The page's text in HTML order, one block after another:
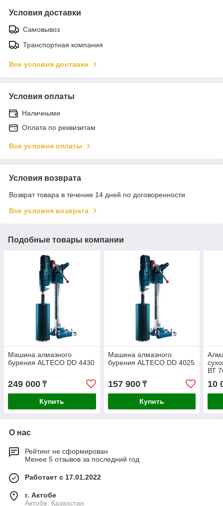
Условия доставки
Самовывоз
Транспортная компания
Все условия доставки
Условия оплаты
Наличными
Оплата по реквизитам
Все условия оплаты
Условия возврата
Возврат товара в течение 14 дней по договоренности
Все условия возврата
Подобные товары компании
Машина алмазного
бурения ALTECO DD 4430
249 000 ₸
Купить
Машина алмазного
бурения ALTECO DD 4025
157 900₸
Купить
ВТ
10
О нас
Рейтинг не сформирован
Менее 5 отзывов за последний год
Работает с 17.01.2022
г. Актобе
Актобе, Казахстан